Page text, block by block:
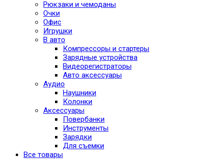
Рюкзаки и чемоданы
Очки
Офис
Игрушки
В авто
Компрессоры и стартеры
Зарядные устройства
Видеорегистраторы
Авто аксессуары
Аудио
Наушники
Колонки
Аксессуары
Повербанки
Инструменты
Зарядки
Для съемки
Все товары